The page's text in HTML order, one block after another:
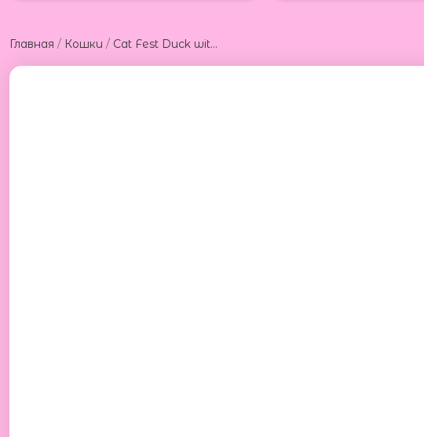
Главная / Кошки / Cat Fest Duck with rabbit in tender jelly 70g Кет Фест консервы для котов из утки с кроликом в желе 70г